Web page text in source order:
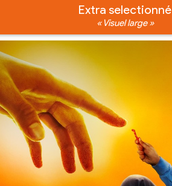
Extra selectionné
« Visuel large »